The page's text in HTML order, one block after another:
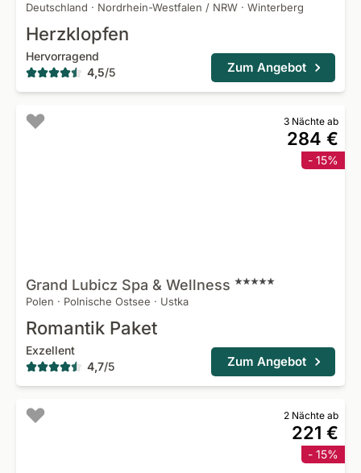
Deutschland · Nordrhein-Westfalen / NRW · Winterberg
Herzklopfen
Hervorragend
4,5/5 Zum Angebot
3 Nächte ab
284 €
- 15%
Grand Lubicz Spa & Wellness
Polen · Polnische Ostsee · Ustka
Romantik Paket
Exzellent
4,7/5 Zum Angebot
2 Nächte ab
221 €
- 15%